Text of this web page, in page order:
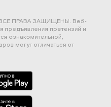
ПРАВА ЗАЩИЩЕНЫ. Веб-
предъявления претензий и
ознакомительной,
могут отличаться от